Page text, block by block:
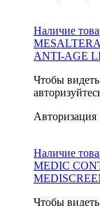
Наличие
ANTI-AGE
Чтобы
Авторизация
Наличие
MEDIC
Чтобы